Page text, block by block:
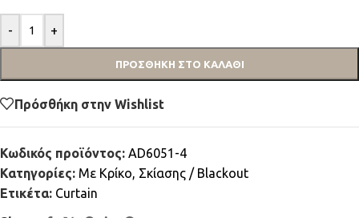
- +
ΠΡΟΣΘΉΚΗ ΣΤΟ ΚΑΛΆΘΙ
Πρόσθήκη στην Wishlist
Κωδικός προϊόντος: AD6051-4
Κατηγορίες: Mε Κρίκο, Σκίασης / Blackout
Ετικέτα: Curtain